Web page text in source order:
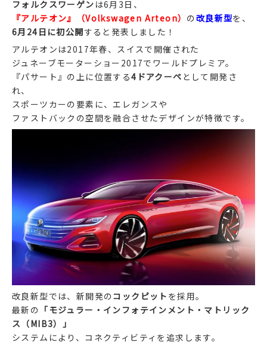
フォルクスワーゲン は6月3日、
『アルテオン』（Volkswagen Arteon） の改良新型を、
6月24日に初公開すると発表しました！
アルテオンは2017年春、スイスで開催された
ジュネーブモーターショー2017でワールドプレミア。
『パサート』の上に位置する4ドアクーペ として開発さ
れ、
スポーツカーの要素に、エレガンスや
ファストバックの空間を融合させたデザインが特徴です。
改良新型では、新開発のコックピット を採用。
最新の 「モジュラー・インフォテインメント・マトリック
ス（MIB3）」
システムにより、コネクティビティを追求します。